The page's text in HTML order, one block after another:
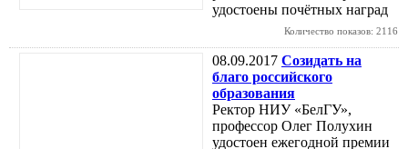
удостоены почётных наград
Количество показов: 2116
08.09.2017 Созидать на
благо российского
образования
Ректор НИУ «БелГУ»,
профессор Олег Полухин
удостоен ежегодной премии